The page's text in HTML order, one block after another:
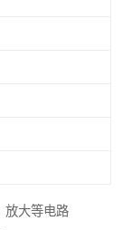
放大等电路